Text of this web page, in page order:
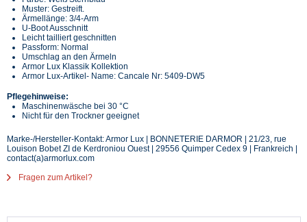
Muster: Gestreift.
Ärmellänge: 3/4-Arm
U-Boot Ausschnitt
Leicht tailliert geschnitten
Passform: Normal
Umschlag an den Ärmeln
Armor Lux Klassik Kollektion
Armor Lux-Artikel- Name: Cancale Nr: 5409-DW5
Pflegehinweise:
Maschinenwäsche bei 30 °C
Nicht für den Trockner geeignet
Marke-/Hersteller-Kontakt: Armor Lux | BONNETERIE DARMOR | 21/23, rue
Louison Bobet ZI de Kerdroniou Ouest | 29556 Quimper Cedex 9 | Frankreich |
contact(a)armorlux.com
Fragen zum Artikel?